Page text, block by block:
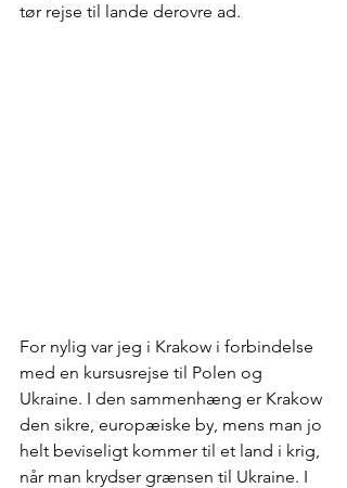
tør rejse til lande derovre ad.
For nylig var jeg i Krakow i forbindelse
med en kursusrejse til Polen og
Ukraine. I den sammenhæng er Krakow
den sikre, europæiske by, mens man jo
helt beviseligt kommer til et land i krig,
når man krydser grænsen til Ukraine. I